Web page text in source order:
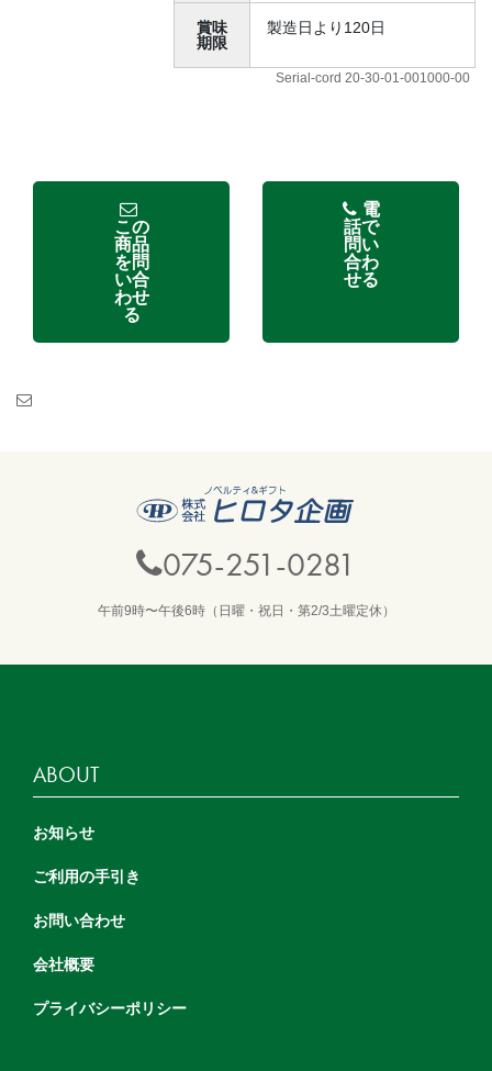
賞味
期限
製造日より120日
Serial-cord 20-30-01-001000-00
この
商品
を問
い合
わせ
る
電
話で
問い
合わ
せる
075-251-0281
午前9時〜午後6時（日曜・祝日・第2/3土曜定休）
ABOUT
お知らせ
ご利用の手引き
お問い合わせ
会社概要
プライバシーポリシー